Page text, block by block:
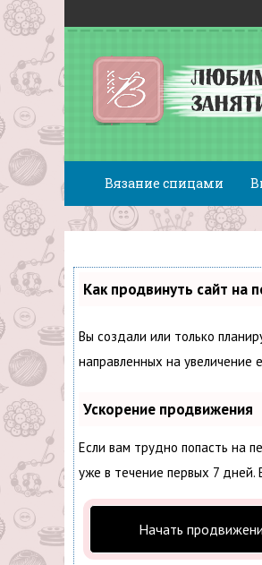
Вязание спицами
Как продвинуть сайт на
Вы создали или только
направленных на увеличение
Ускорение продвижения
Если вам трудно попасть на
уже в течение первых 7 дней.
Начать